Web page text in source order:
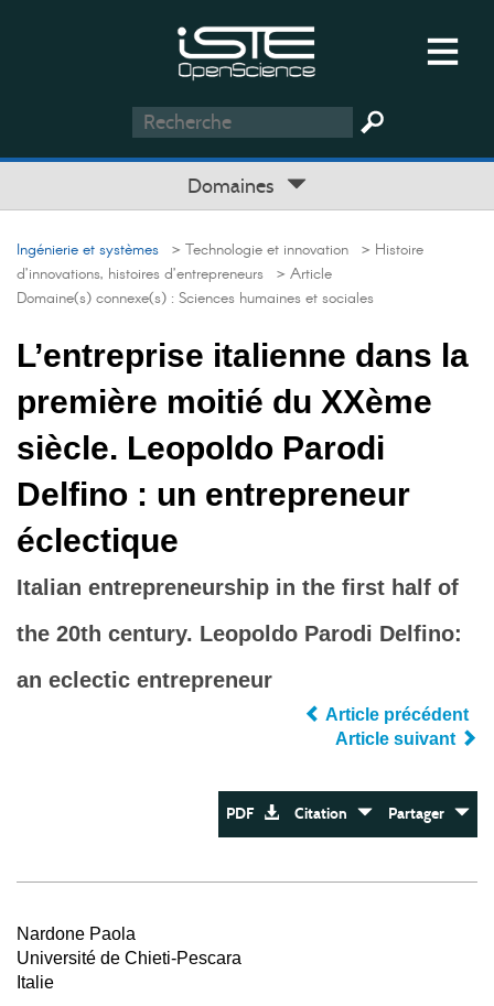
Domaines
Ingénierie et systèmes > Technologie et innovation > Histoire
d’innovations, histoires d’entrepreneurs > Article
Domaine(s) connexe(s) : Sciences humaines et sociales
L’entreprise italienne dans la
première moitié du XXème
siècle. Leopoldo Parodi
Delfino : un entrepreneur
éclectique
Italian entrepreneurship in the first half of
the 20th century. Leopoldo Parodi Delfino:
an eclectic entrepreneur
Article précédent
Article suivant
PDF Citation Partager
Nardone Paola
Université de Chieti-Pescara
Italie